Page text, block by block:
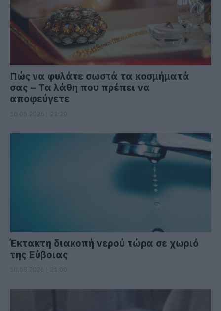
Πώς να φυλάτε σωστά τα κοσμήματά
σας – Τα λάθη που πρέπει να
αποφεύγετε
Έκτακτη διακοπή νερού τώρα σε χωριό
της Εύβοιας